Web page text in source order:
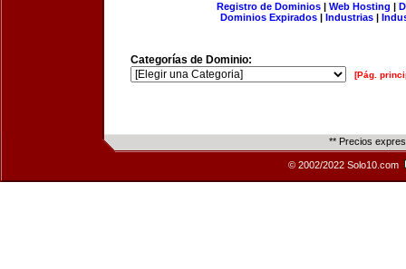
Registro de Dominios| Web Hosting |
Dominios Expirados | Industrias |
Categorías de Dominio:
[Pág.
** Precios
© 2002/2022 Solo10.com